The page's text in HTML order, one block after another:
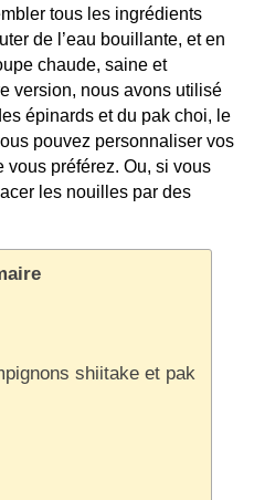
tous les ingrédients
de l’eau bouillante, et en
chaude, saine et
version, nous avons utilisé
épinards et du pak choi, le
pouvez personnaliser vos
vous préférez. Ou, si vous
les nouilles par des
shiitake et pak